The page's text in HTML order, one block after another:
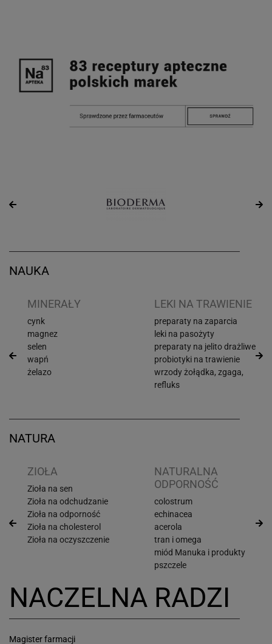
NAUKA
MINERAŁY
cynk
magnez
selen
wapń
żelazo
LEKI NA TRAWIENIE
preparaty na zaparcia
leki na pasożyty
preparaty na jelito drażliwe
probiotyki na trawienie
wrzody żołądka, zgaga,
refluks
NATURA
ZIOŁA
Zioła na sen
Zioła na odchudzanie
Zioła na odporność
Zioła na cholesterol
Zioła na oczyszczenie
NATURALNA
ODPORNOŚĆ
colostrum
echinacea
acerola
tran i omega
miód Manuka i produkty
pszczele
NACZELNA RADZI
Magister farmacji